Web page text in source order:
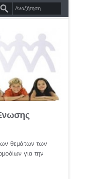
θεμάτων των
για την